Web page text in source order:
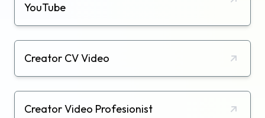
YouTube
Creator CV Video
Creator Video Profesionist